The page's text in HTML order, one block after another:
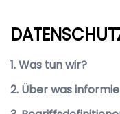
1. Was tun wir?
2. Über was